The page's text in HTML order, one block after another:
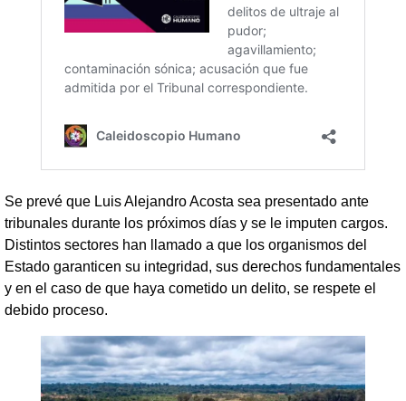
Se prevé que Luis Alejandro Acosta sea presentado ante
tribunales durante los próximos días y se le imputen cargos.
Distintos sectores han llamado a que los organismos del
Estado garanticen su integridad, sus derechos fundamentales
y en el caso de que haya cometido un delito, se respete el
debido proceso.